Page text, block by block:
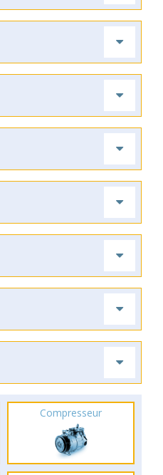
Compresseur